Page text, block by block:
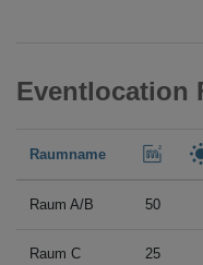
Eventlocation
Raumname
Raum A/B 50
Raum C 25